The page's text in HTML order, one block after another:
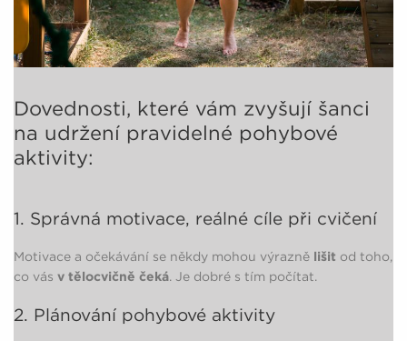
Dovednosti, které vám zvyšují šanci
na udržení pravidelné pohybové
aktivity:
1. Správná motivace, reálné cíle při cvičení
Motivace a očekávání se někdy mohou výrazně lišit od toho,
co vás v tělocvičně čeká. Je dobré s tím počítat.
2. Plánování pohybové aktivity